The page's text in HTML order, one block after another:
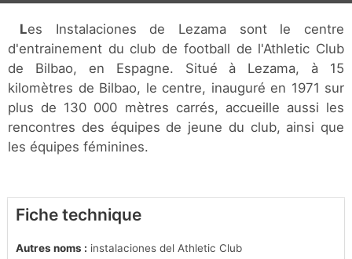
Les Instalaciones de Lezama sont le centre
d'entrainement du club de football de l'Athletic Club
de Bilbao, en Espagne. Situé à Lezama, à 15
kilomètres de Bilbao, le centre, inauguré en 1971 sur
plus de 130 000 mètres carrés, accueille aussi les
rencontres des équipes de jeune du club, ainsi que
les équipes féminines.
Fiche technique
Autres noms : instalaciones del Athletic Club